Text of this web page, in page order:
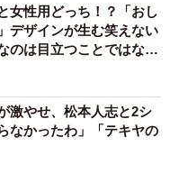
引き落としを止めるの
◯モ名義で引き落とし
』
番号。『あそこ、機
女性用どっち！？「おし
デザインが生む笑えない
は目立つことではな
激やせ、松本人志と2シ
なかったわ」「テキヤの